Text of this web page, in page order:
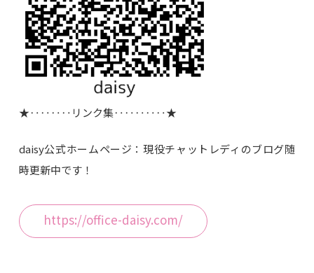
★‥‥‥‥リンク集‥‥‥‥‥★
daisy公式ホームページ：現役チャットレディのブログ随
時更新中です！
https://office-daisy.com/